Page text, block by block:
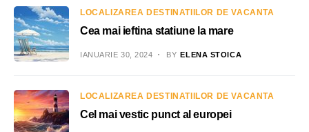
LOCALIZAREA DESTINATIILOR DE VACANTA
Cea mai ieftina statiune la mare
IANUARIE 30, 2024 BY ELENA STOICA
LOCALIZAREA DESTINATIILOR DE VACANTA
Cel mai vestic punct al europei